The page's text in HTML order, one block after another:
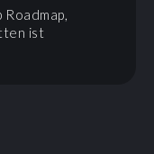
ist